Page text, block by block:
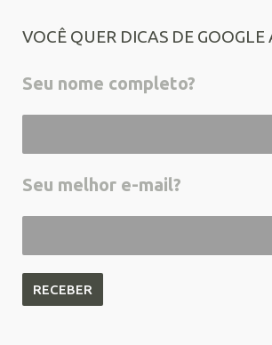
VOCÊ QUER DICAS DE GOOGLE
Seu nome completo?
Seu melhor e-mail?